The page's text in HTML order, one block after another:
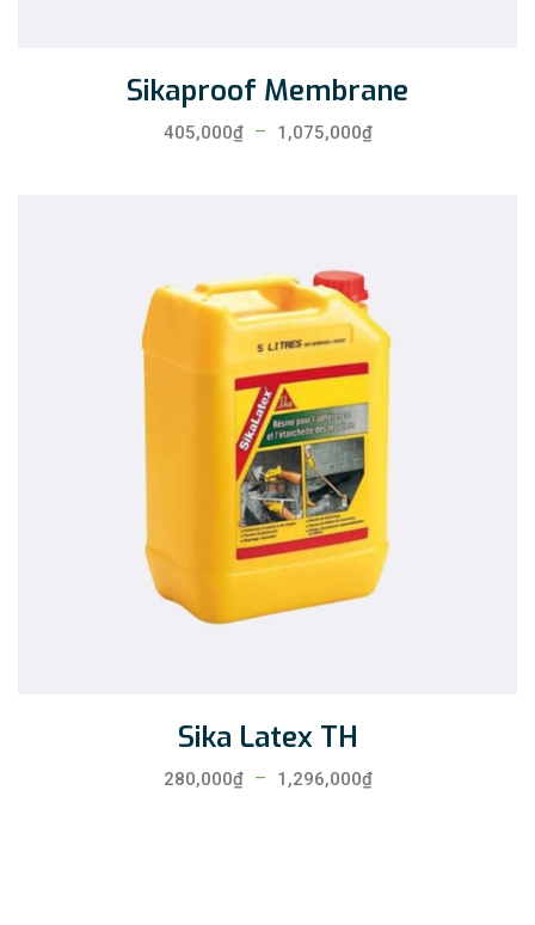
Sikaproof Membrane
405,000₫ – 1,075,000₫
Sika Latex TH
280,000₫ – 1,296,000₫